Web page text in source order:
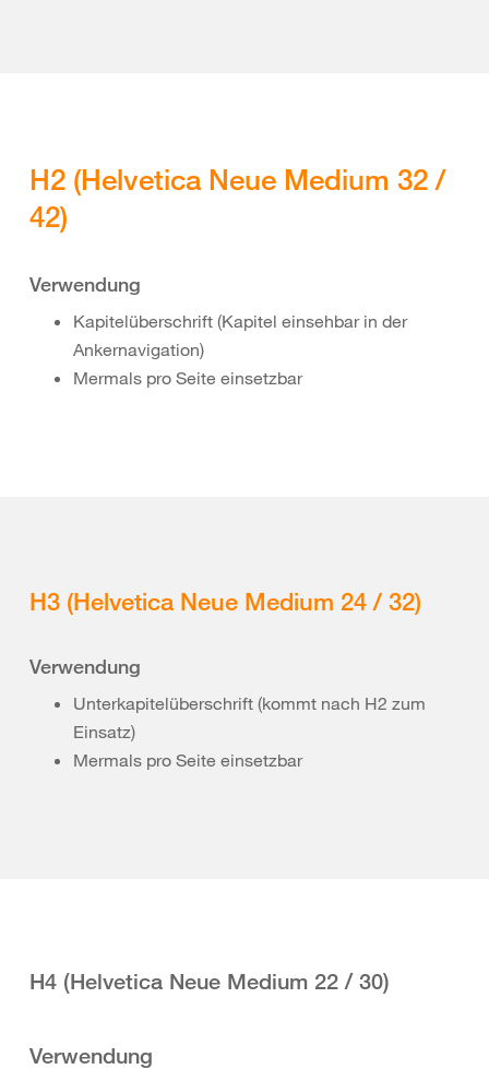
H2 (Helvetica Neue Medium 32 /
42)
Verwendung
Kapitelüberschrift (Kapitel einsehbar in der
Ankernavigation)
Mermals pro Seite einsetzbar
H3 (Helvetica Neue Medium 24 / 32)
Verwendung
Unterkapitelüberschrift (kommt nach H2 zum
Einsatz)
Mermals pro Seite einsetzbar
H4 (Helvetica Neue Medium 22 / 30)
Verwendung